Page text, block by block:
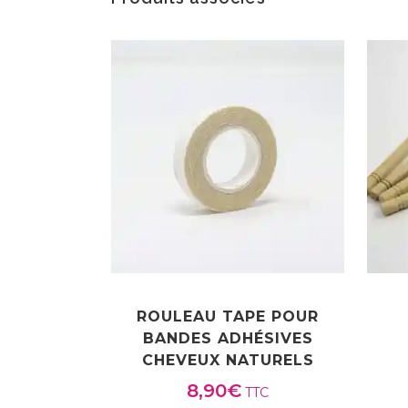
ROULEAU TAPE POUR
BANDES ADHÉSIVES
CHEVEUX NATURELS
8,90€ TTC